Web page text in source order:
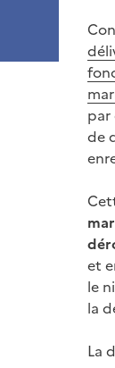
par
de
et
le
la
La